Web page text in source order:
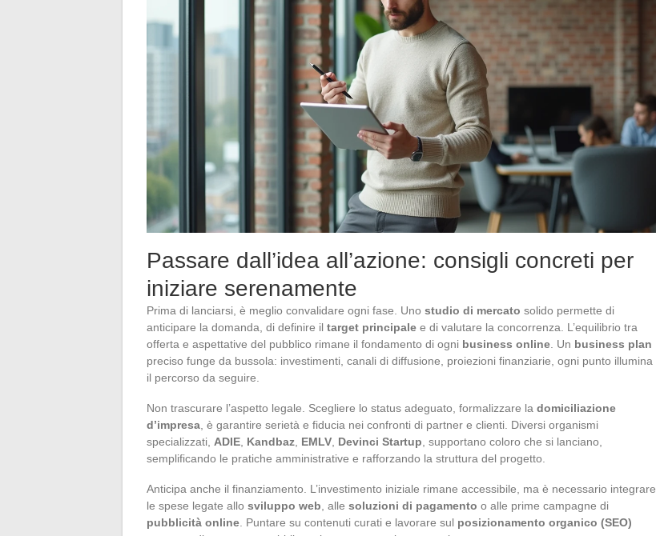
Passare dall’idea all’azione: consigli concreti per
iniziare serenamente
Prima di lanciarsi, è meglio convalidare ogni fase. Uno studio di mercato solido permette di
anticipare la domanda, di definire il target principale e di valutare la concorrenza. L’equilibrio tra
offerta e aspettative del pubblico rimane il fondamento di ogni business online . Un business plan
preciso funge da bussola: investimenti, canali di diffusione, proiezioni finanziarie, ogni punto illumina
il percorso da seguire.
Non trascurare l’aspetto legale. Scegliere lo status adeguato, formalizzare la domiciliazione
d’impresa , è garantire serietà e fiducia nei confronti di partner e clienti. Diversi organismi
specializzati, ADIE Kandbaz EMLV Devinci Startup , supportano coloro che si lanciano,
semplificando le pratiche amministrative e rafforzando la struttura del progetto.
Anticipa anche il finanziamento. L’investimento iniziale rimane accessibile, ma è necessario integrare
le spese legate allo sviluppo web , alle soluzioni di pagamento o alle prime campagne di
pubblicità online . Puntare su contenuti curati e lavorare sul posizionamento organico (SEO)